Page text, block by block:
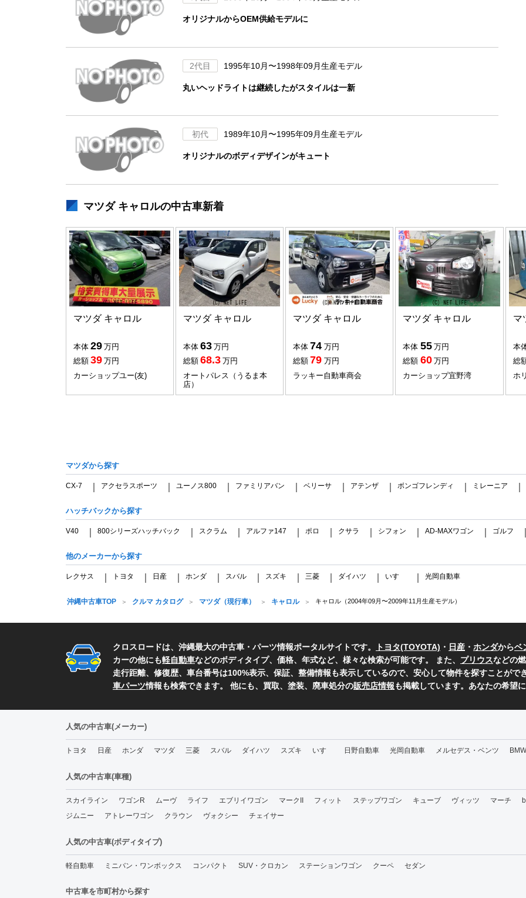
オリジナルからOEM供給モデルに
2代目 1995年10月〜1998年09月生産モデル
丸いヘッドライトは継続したがスタイルは一新
初代 1989年10月〜1995年09月生産モデル
オリジナルのボディデザインがキュート
マツダ キャロルの中古車新着
マツダ キャロル
本体 29 万円
総額 39 万円
カーショップユー(友)
マツダ キャロル
本体 63 万円
総額 68.3 万円
オートパレス（うるま本
店）
マツダ キャロル
本体 74 万円
総額 79 万円
ラッキー自動車商会
マツダ キャロル
本体 55 万円
総額 60 万円
カーショップ宜野湾
マ
本
総
ホ
マツダから探す
CX-7 アクセラスポーツ ユーノス800 ファミリアバン ベリーサ アテンザ ボンゴフレンディ ミレーニア
ハッチバックから探す
V40 800シリーズハッチバック スクラム アルファ147 ポロ クサラ シフォン AD-MAXワゴン ゴルフ
他のメーカーから探す
レクサス トヨタ 日産 ホンダ スバル スズキ 三菱 ダイハツ いすゞ 光岡自動車
沖縄中古車TOP クルマ カタログ マツダ（現行車） キャロル キャロル（2004年09月〜2009年11月生産モデル）
クロスロードは、沖縄最大の中古車・パーツ情報ポータルサイトです。 トヨタ(TOYOTA) ・ 日産 ・ ホンダからベ
カーの他にも軽自動車などのボディタイプ、価格、年式など、様々な検索が可能です。 また、 プリウスなどの
走行距離、修復歴、車台番号は100%表示、保証、整備情報も表示しているので、安心して物件を探すことがで
車パーツ情報も検索できます。 他にも、買取、塗装、廃車処分の販売店情報も掲載しています。あなたの希望
人気の中古車(メーカー)
トヨタ 日産 ホンダ マツダ 三菱 スバル ダイハツ スズキ いすゞ 日野自動車 光岡自動車 メルセデス・ベンツ BMW
人気の中古車(車種)
スカイライン ワゴンR ムーヴ ライフ エブリイワゴン マークII フィット ステップワゴン キューブ ヴィッツ マーチ
ジムニー
アトレーワゴン クラウン ヴォクシー チェイサー
人気の中古車(ボディタイプ)
軽自動車 ミニバン・ワンボックス コンパクト SUV・クロカン ステーションワゴン クーペ セダン
中古車を市町村から探す